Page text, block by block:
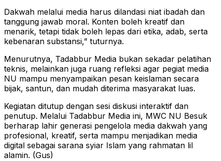
Dakwah melalui media harus dilandasi niat ibadah dan
tanggung jawab moral. Konten boleh kreatif dan
menarik, tetapi tidak boleh lepas dari etika, adab, serta
kebenaran substansi,” tuturnya.
Menurutnya, Tadabbur Media bukan sekadar pelatihan
teknis, melainkan juga ruang refleksi agar pegiat media
NU mampu menyampaikan pesan keislaman secara
bijak, santun, dan mudah diterima masyarakat luas.
Kegiatan ditutup dengan sesi diskusi interaktif dan
penutup. Melalui Tadabbur Media ini, MWC NU Besuk
berharap lahir generasi pengelola media dakwah yang
profesional, kreatif, serta mampu menjadikan media
digital sebagai sarana syiar Islam yang rahmatan lil
alamin. (Gus)